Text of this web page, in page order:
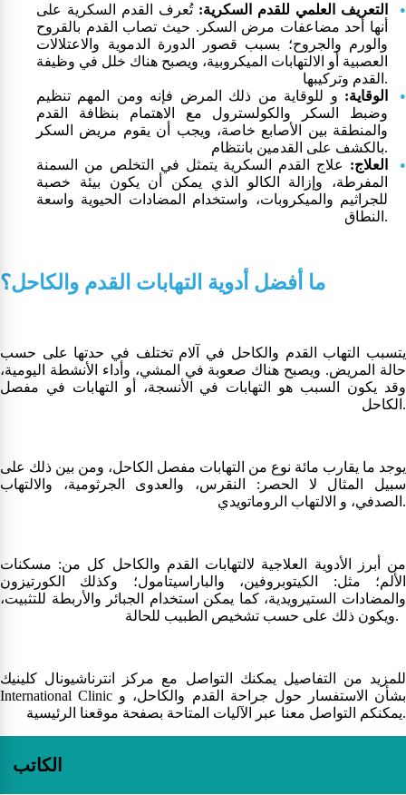
التعريف العلمي للقدم السكرية: تُعرف القدم السكرية على
أنها أحد مضاعفات مرض السكر. حيث تصاب القدم بالقروح
والورم والجروح؛ بسبب قصور الدورة الدموية والاعتلالات
العصبية أو الالتهابات الميكروبية، ويصبح هناك خلل في وظيفة
القدم وتركيبها.
الوقاية: و للوقاية من ذلك المرض فإنه ومن المهم تنظيم
وضبط السكر والكولسترول مع الاهتمام بنظافة القدم
والمنطقة بين الأصابع خاصة، ويجب أن يقوم مريض السكر
بالكشف على القدمين بانتظام.
العلاج: علاج القدم السكرية يتمثل في التخلص من السمنة
المفرطة، وإزالة الكالو الذي يمكن أن يكون بيئة خصبة
للجراثيم والميكروبات، واستخدام المضادات الحيوية واسعة
النطاق.
ما أفضل أدوية التهابات القدم والكاحل؟
يتسبب التهاب القدم والكاحل في آلام تختلف في حدتها على حسب
حالة المريض. ويصبح هناك صعوبة في المشي، وأداء الأنشطة اليومية،
وقد يكون السبب هو التهابات في الأنسجة، أو التهابات في مفصل
الكاحل.
يوجد ما يقارب مائة نوع من التهابات مفصل الكاحل، ومن بين ذلك على
سبيل المثال لا الحصر: النقرس، والعدوى الجرثومية، والالتهاب
الصدفي، و الالتهاب الروماتويدي.
من أبرز الأدوية العلاجية لالتهابات القدم والكاحل كل من: مسكنات
الألم؛ مثل: الكيتوبروفين، والباراسيتامول؛ وكذلك الكورتيزون
والمضادات الستيرويدية، كما يمكن استخدام الجبائر والأربطة للتثبيت،
ويكون ذلك على حسب تشخيص الطبيب للحالة.
للمزيد من التفاصيل يمكنك التواصل مع مركز انترناشيونال كلينيك
International Clinic بشأن الاستفسار حول جراحة القدم والكاحل، و
يمكنكم التواصل معنا عبر الآليات المتاحة بصفحة موقعنا الرئيسية.
الكاتب